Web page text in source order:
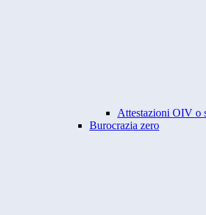
Attestazioni OIV o
Burocrazia zero